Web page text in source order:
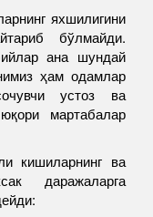
яхшилигини
бўлмайди.
ана шундай
ҳам одамлар
устоз ва
мартабалар
кишиларнинг ва
даражаларга